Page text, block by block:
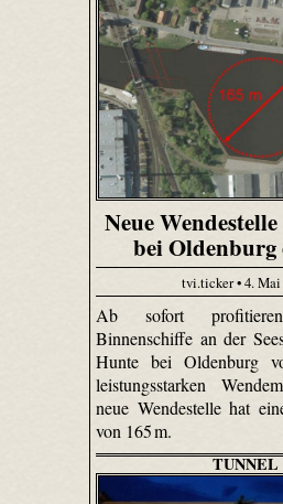
Neue
bei Oldenburg
tvi.ticker • 4. Mai
Ab sofort
Binnenschiffe an der
Hunte bei Oldenburg
leistungsstarken
neue Wendestelle hat
von 165 m.
TUNNEL